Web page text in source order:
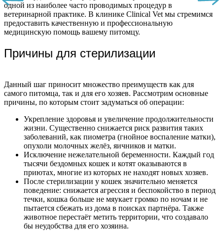
одной из наиболее часто проводимых процедур в
ветеринарной практике. В клинике Clinical Vet мы стремимся
предоставить качественную и профессиональную
медицинскую помощь вашему питомцу.
Причины для стерилизации
Данный шаг приносит множество преимуществ как для
самого питомца, так и для его хозяев. Рассмотрим основные
причины, по которым стоит задуматься об операции:
Укрепление здоровья и увеличение продолжительности
жизни. Существенно снижается риск развития таких
заболеваний, как пиометра (гнойное воспаление матки),
опухоли молочных желёз, яичников и матки.
Исключение нежелательной беременности. Каждый год
тысячи бездомных кошек и котят оказываются в
приютах, многие из которых не находят новых хозяев.
После стерилизации у кошек значительно меняется
поведение: снижается агрессия и беспокойство в период
течки, кошка больше не мяукает громко по ночам и не
пытается сбежать из дома в поисках партнёра. Также
животное перестаёт метить территории, что создавало
бы неудобства для его хозяина.